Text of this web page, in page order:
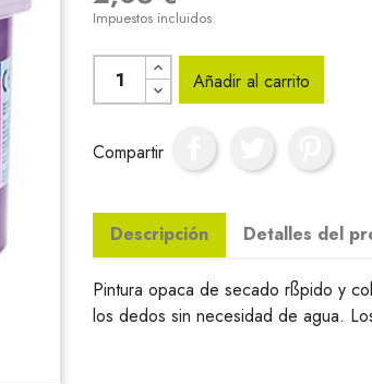
Impuestos incluidos
Añadir al carrito
Compartir
Descripción Detalles del
Pintura opaca de secado rßpido y
los dedos sin necesidad de agua.